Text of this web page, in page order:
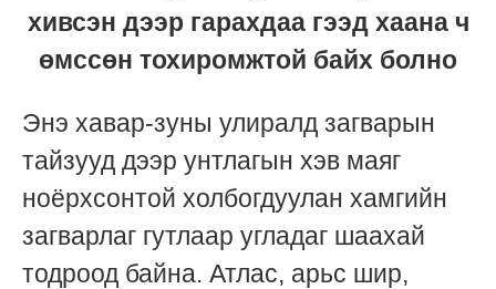
хивсэн дээр гарахдаа гээд хаана ч
өмссөн тохиромжтой байх болно
Энэ хавар-зуны улиралд загварын
тайзууд дээр унтлагын хэв маяг
ноёрхсонтой холбогдуулан хамгийн
загварлаг гутлаар угладаг шаахай
тодроод байна. Атлас, арьс шир,